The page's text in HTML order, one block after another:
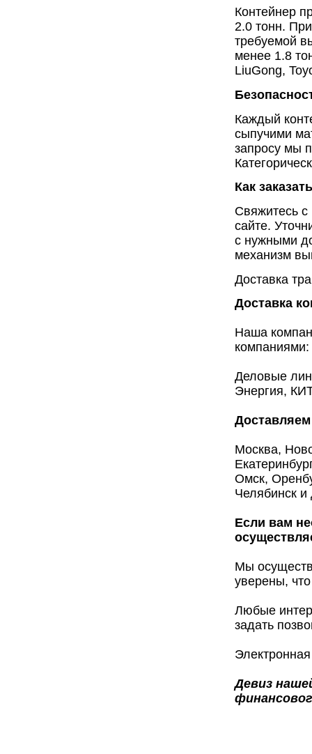
Контейнер
2.0 тонн.
требуемой
менее 1.8
LiuGong,
Каждый
сыпучими
запросу мы
Как
Свяжитесь
сайте.
с нужными
механизм
Доставка
Доставка
Наша
компаниями:
Деловые
Энергия,
Москва,
Омск,
Челябинск и
Если вам
Мы
уверены,
Любые
задать
Девиз